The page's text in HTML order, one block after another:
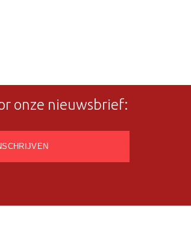
onze nieuwsbrief: